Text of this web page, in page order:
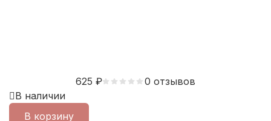
625 ₽
0 отзывов
В наличии
В корзину